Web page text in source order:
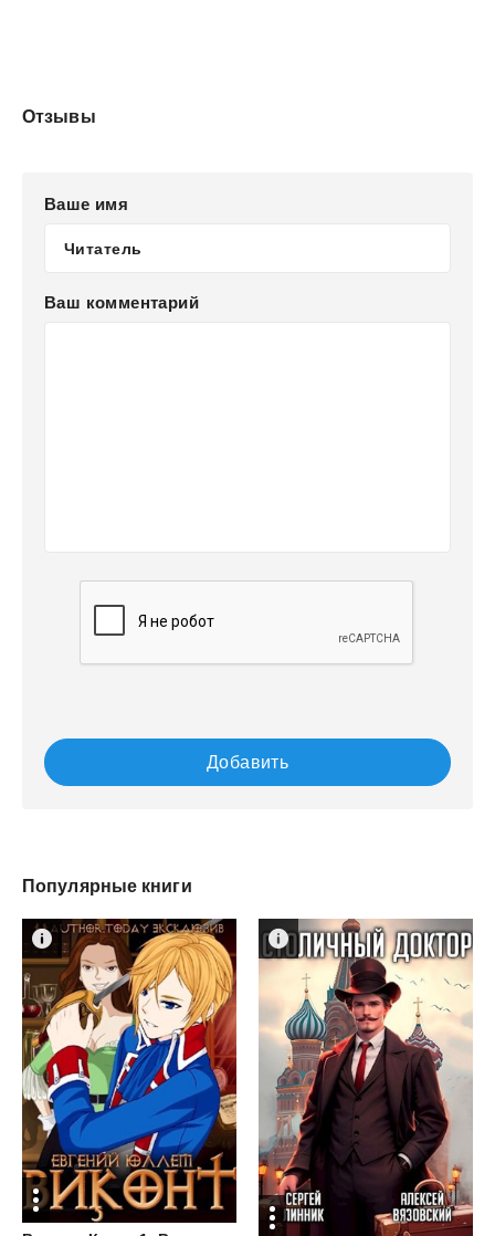
Отзывы
Ваше имя
Ваш комментарий
Добавить
Популярные книги